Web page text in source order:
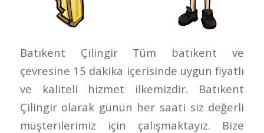
Batıkent Çilingir Tüm batıkent ve
çevresine 15 dakika içerisinde uygun fiyatlı
ve kaliteli hizmet ilkemizdir. Batıkent
Çilingir olarak günün her saati siz değerli
müşterilerimiz için çalışmaktayız. Bize